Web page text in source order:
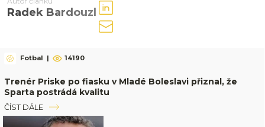
Radek Bardouzl
Fotbal | 14190
Trenér Priske po fiasku v Mladé Boleslavi přiznal, že
Sparta postrádá kvalitu
ČÍST DÁLE